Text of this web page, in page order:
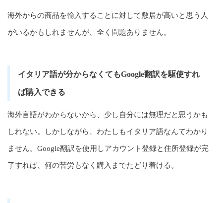
海外からの商品を輸入することに対して敷居が高いと思う人
がいるかもしれませんが、全く問題ありません。
イタリア語が分からなくてもGoogle翻訳を駆使すれ
ば購入できる
海外言語がわからないから、少し自分には無理だと思うかも
しれない。しかしながら、わたしもイタリア語なんてわかり
ません。Google翻訳を使用しアカウント登録と住所登録が完
了すれば、何の苦労もなく購入までたどり着ける。